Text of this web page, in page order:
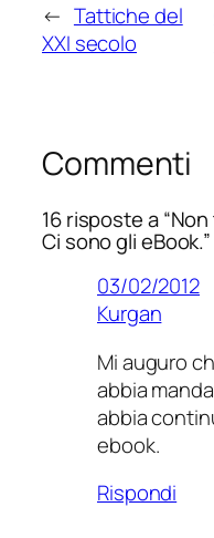
← Tattiche del
XXI secolo
Commenti
16 risposte a
Ci sono gli eBook.”
03/02/2012
Kurgan
Mi auguro
abbia
abbia
ebook.
Rispondi